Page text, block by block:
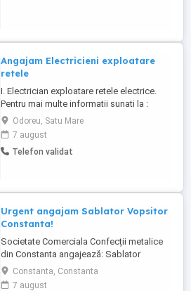
Angajam Electricieni exploatare
retele
I. Electrician exploatare retele electrice.
Pentru mai multe informatii sunati la :
Odoreu, Satu Mare
7 august
Telefon validat
Urgent angajam Sablator Vopsitor
Constanta!
Societate Comerciala Confecții metalice
din Constanta angajează: Sablator
vopsitor Pentru mai multe detalii va rugam
sunați la !
Constanta, Constanta
7 august